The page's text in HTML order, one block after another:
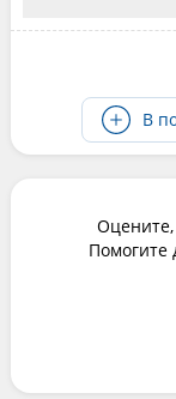
В
Оцените,
Помогите